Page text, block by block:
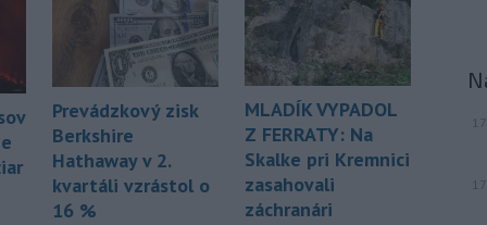
fungovali nad rámec poštovej licencie.
Prevádzkový zisk
Berkshire
Hathaway v 2.
kvartáli vzrástol o
16 %
MLADÍK VYPADOL
Z FERRATY: Na
Skalke pri Kremnici
zasahovali
záchranári